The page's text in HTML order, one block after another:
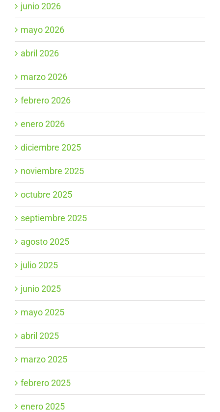
junio 2026
mayo 2026
abril 2026
marzo 2026
febrero 2026
enero 2026
diciembre 2025
noviembre 2025
octubre 2025
septiembre 2025
agosto 2025
julio 2025
junio 2025
mayo 2025
abril 2025
marzo 2025
febrero 2025
enero 2025